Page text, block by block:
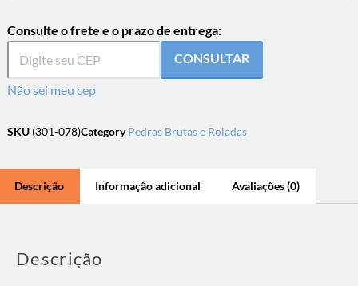
Consulte o frete e o prazo de entrega:
CONSULTAR
Não sei meu cep
SKU (301-078)Category Pedras Brutas e Roladas
Descrição Informação adicional Avaliações (0)
Descrição